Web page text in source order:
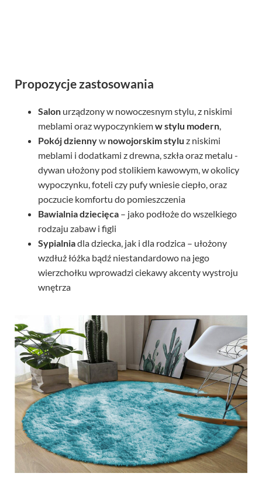
Propozycje zastosowania
Salon urządzony w nowoczesnym stylu, z niskimi
meblami oraz wypoczynkiemw stylu modern
Pokój dziennyw nowojorskim stylu z niskimi
meblami i dodatkami z drewna, szkła oraz metalu -
dywan ułożony pod stolikiem kawowym, w okolicy
wypoczynku, foteli czy pufy wniesie ciepło, oraz
poczucie komfortu do pomieszczenia
Bawialnia dziecięca – jako podłoże do wszelkiego
rodzaju zabaw i figli
Sypialniadla dziecka, jak i dla rodzica – ułożony
wzdłuż łóżka bądź niestandardowo na jego
wierzchołku wprowadzi ciekawy akcenty wystroju
wnętrza